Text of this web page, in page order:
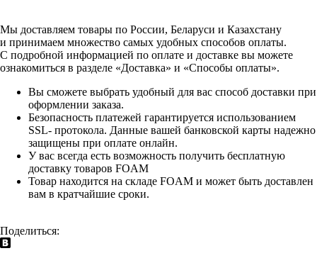
Мы доставляем товары по России, Беларуси и Казахстану
и принимаем множество самых удобных способов оплаты.
С подробной информацией по оплате и доставке вы можете
ознакомиться в разделе «Доставка» и «Способы оплаты».
Вы сможете выбрать удобный для вас способ доставки при
оформлении заказа.
Безопасность платежей гарантируется использованием
SSL- протокола. Данные вашей банковской карты надежно
защищены при оплате онлайн.
У вас всегда есть возможность получить бесплатную
доставку товаров FOAM
Товар находится на складе FOAM и может быть доставлен
вам в кратчайшие сроки.
Поделиться: